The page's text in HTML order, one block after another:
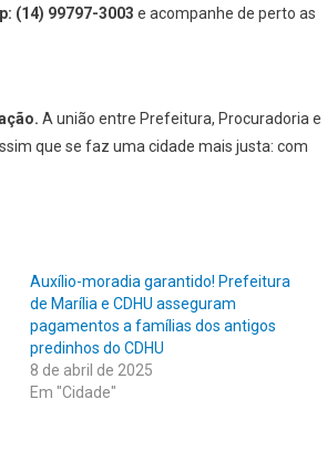
(14) 99797-3003 e acompanhe de perto as
A união entre Prefeitura, Procuradoria e
que se faz uma cidade mais justa: com
Auxílio-moradia garantido! Prefeitura
de Marília e CDHU asseguram
pagamentos a famílias dos antigos
predinhos do CDHU
8 de abril de 2025
Em "Cidade"